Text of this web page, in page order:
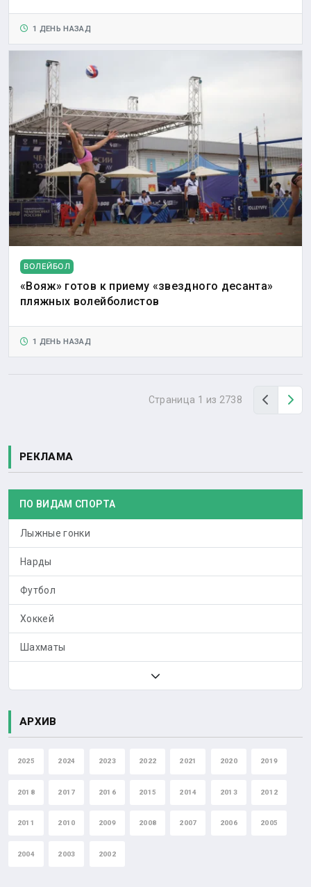
1 ДЕНЬ НАЗАД
ВОЛЕЙБОЛ
«Вояж» готов к приему «звездного десанта»
пляжных волейболистов
1 ДЕНЬ НАЗАД
Страница 1 из 2738 Назад
РЕКЛАМА
ПО ВИДАМ СПОРТА
Лыжные гонки
Нарды
Футбол
Хоккей
Шахматы
АРХИВ
2025 2024 2023 2022 2021 2020 2019
2018 2017 2016 2015 2014 2013 2012
2011 2010 2009 2008 2007 2006 2005
2004 2003 2002